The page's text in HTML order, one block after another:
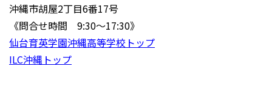
沖縄市胡屋2丁目6番17号
《問合せ時間 9:30〜17:30》
仙台育英学園沖縄高等学校トップ
ILC沖縄トップ